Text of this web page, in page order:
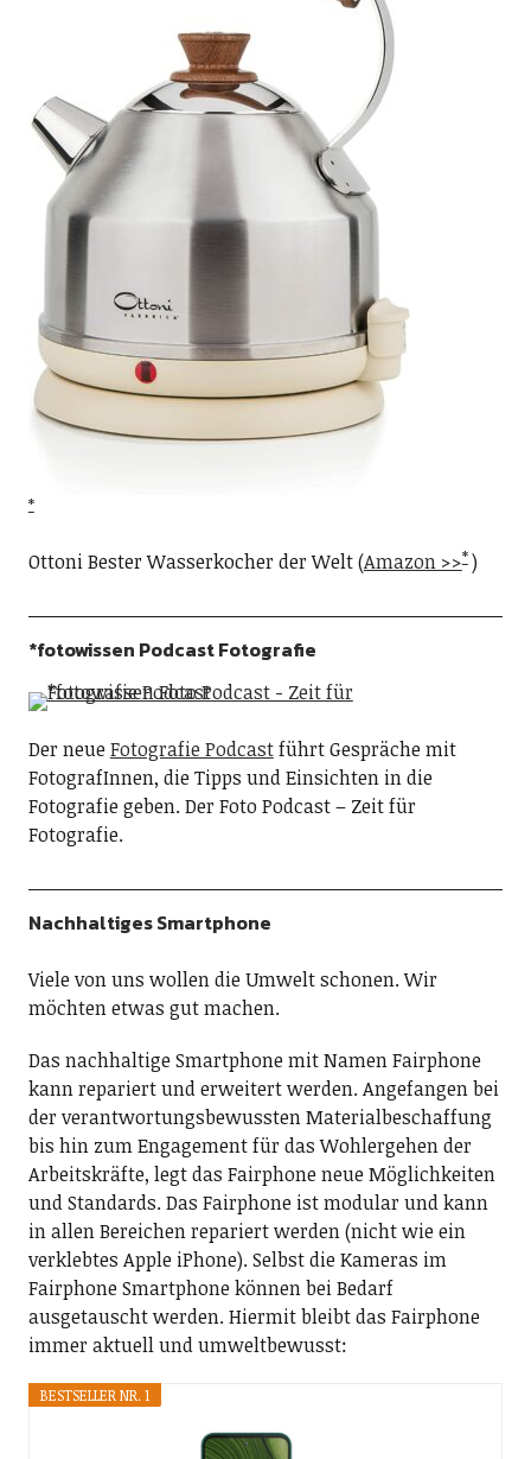
Ottoni Bester Wasserkocher der Welt (Amazon >> )
*fotowissen Podcast Fotografie
Der neueFotografie Podcastführt Gespräche mit
FotografInnen, die Tipps und Einsichten in die
Fotografie geben. Der Foto Podcast – Zeit für
Fotografie.
Nachhaltiges Smartphone
Viele von uns wollen die Umwelt schonen. Wir
möchten etwas gut machen.
Das nachhaltige Smartphone mit Namen Fairphone
kann repariert und erweitert werden. Angefangen bei
der verantwortungsbewussten Materialbeschaffung
bis hin zum Engagement für das Wohlergehen der
Arbeitskräfte, legt das Fairphone neue Möglichkeiten
und Standards. Das Fairphone ist modular und kann
in allen Bereichen repariert werden (nicht wie ein
verklebtes Apple iPhone). Selbst die Kameras im
Fairphone Smartphone können bei Bedarf
ausgetauscht werden. Hiermit bleibt das Fairphone
immer aktuell und umweltbewusst:
BESTSELLER NR. 1